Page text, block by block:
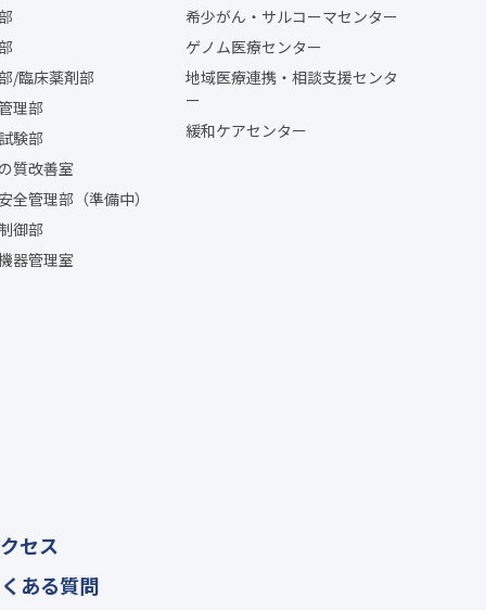
/臨床薬剤部
理部
験部
質改善室
全管理部（準備中）
御部
器管理室
希少がん・サルコーマセンター
ゲノム医療センター
地域医療連携・相談支援センタ
ー
緩和ケアセンター
セス
ある質問